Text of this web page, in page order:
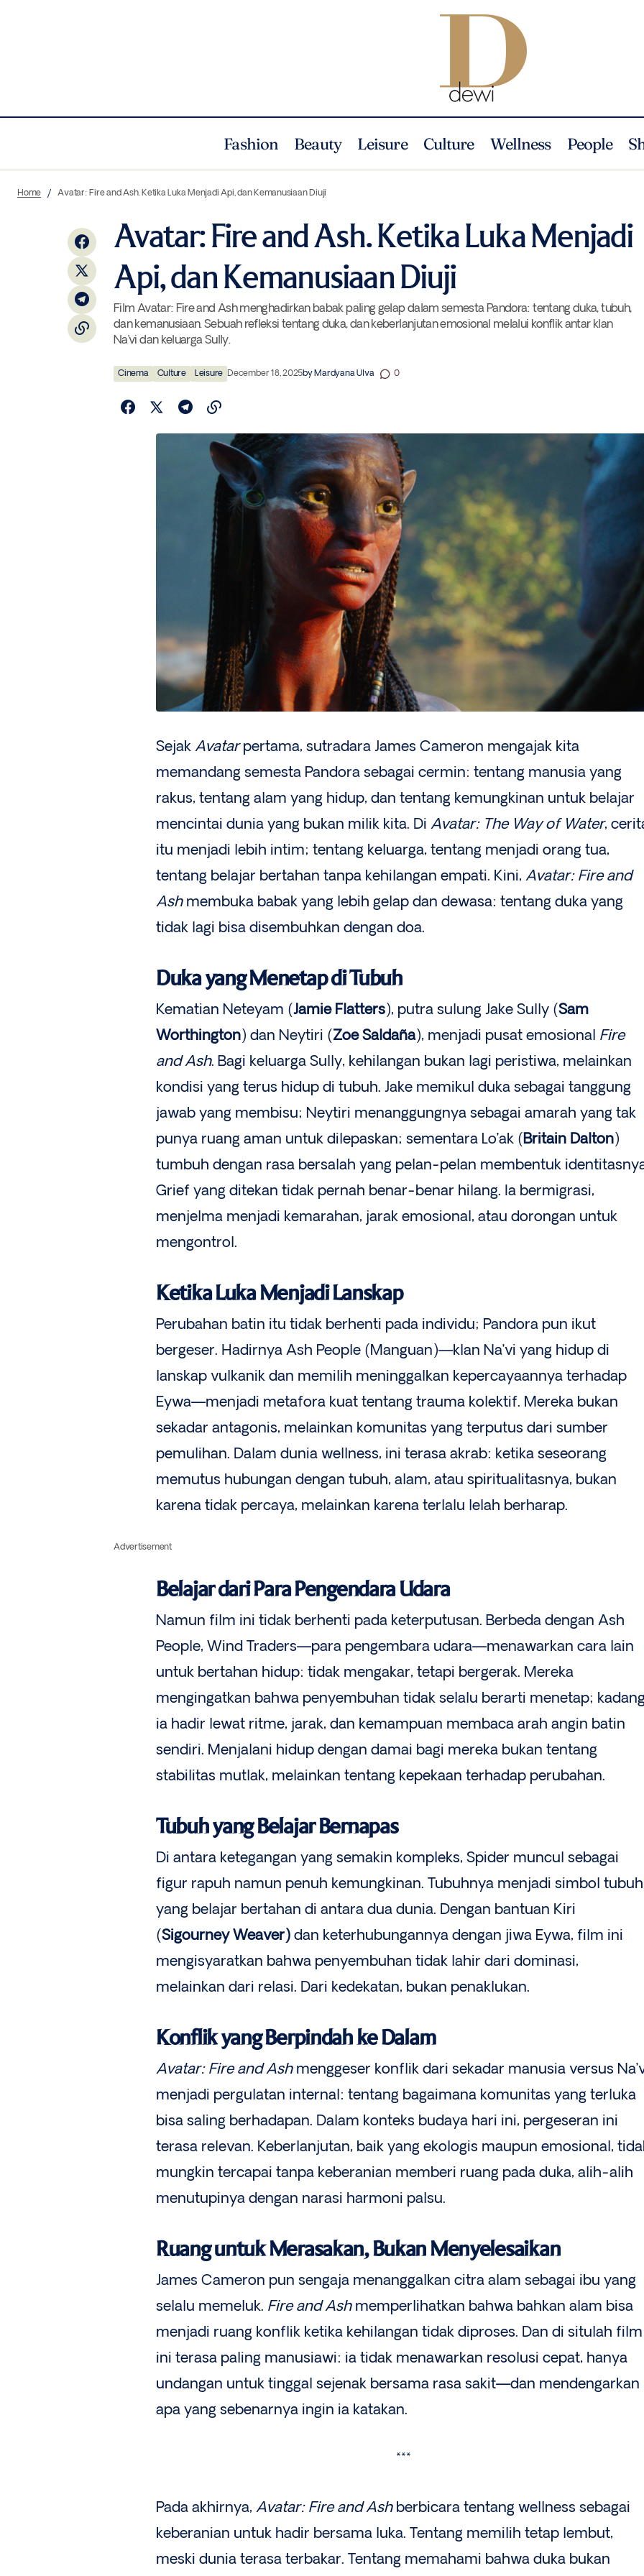
Fashion Beauty Leisure Culture Wellness People
House of Dior Beijing: Simfoni Seni,
Fashion, dan Gastronomi
Cinema Culture
Home Avatar: Fire and Ash. Ketika Luka Menjadi Api, dan Kemanusiaan Diuji
Avatar: Fire and Ash. Ketika Luka Menjadi
Api, dan Kemanusiaan Diuji
Film Avatar: Fire and Ash menghadirkan babak paling gelap dalam semesta Pandora: tentang duka, tubuh,
dan kemanusiaan. Sebuah refleksi tentang duka, dan keberlanjutan emosional melalui konflik antar klan
Na’vi dan keluarga Sully.
Cinema Culture Leisure December 18, 2025byMardyana Ulva 0
Sejak Avatarpertama, sutradara James Cameron mengajak kita
memandang semesta Pandora sebagai cermin: tentang manusia yang
rakus, tentang alam yang hidup, dan tentang kemungkinan untuk belajar
mencintai dunia yang bukan milik kita. Di Avatar: The Way of Water,
itu menjadi lebih intim; tentang keluarga, tentang menjadi orang tua,
tentang belajar bertahan tanpa kehilangan empati. Kini, Avatar: Fire and
Ashmembuka babak yang lebih gelap dan dewasa: tentang duka yang
tidak lagi bisa disembuhkan dengan doa.
Duka yang Menetap di Tubuh
Kematian Neteyam (Jamie Flatters), putra sulung Jake Sully (Sam
Worthington) dan Neytiri (Zoe Saldaña), menjadi pusat emosional Fire
and Ash. Bagi keluarga Sully, kehilangan bukan lagi peristiwa, melainkan
kondisi yang terus hidup di tubuh. Jake memikul duka sebagai tanggung
jawab yang membisu; Neytiri menanggungnya sebagai amarah yang tak
punya ruang aman untuk dilepaskan; sementara Lo’ak (Britain Dalton)
tumbuh dengan rasa bersalah yang pelan-pelan membentuk
Grief yang ditekan tidak pernah benar-benar hilang. Ia bermigrasi,
menjelma menjadi kemarahan, jarak emosional, atau dorongan untuk
mengontrol.
Ketika Luka Menjadi Lanskap
Perubahan batin itu tidak berhenti pada individu; Pandora pun ikut
bergeser. Hadirnya Ash People (Manguan)—klan Na’vi yang hidup di
lanskap vulkanik dan memilih meninggalkan kepercayaannya terhadap
Eywa—menjadi metafora kuat tentang trauma kolektif. Mereka bukan
sekadar antagonis, melainkan komunitas yang terputus dari sumber
pemulihan. Dalam dunia wellness, ini terasa akrab: ketika seseorang
memutus hubungan dengan tubuh, alam, atau spiritualitasnya, bukan
karena tidak percaya, melainkan karena terlalu lelah berharap.
Advertisement
Belajar dari Para Pengendara Udara
Namun film ini tidak berhenti pada keterputusan. Berbeda dengan Ash
People, Wind Traders—para pengembara udara—menawarkan cara lain
untuk bertahan hidup: tidak mengakar, tetapi bergerak. Mereka
mengingatkan bahwa penyembuhan tidak selalu berarti menetap;
ia hadir lewat ritme, jarak, dan kemampuan membaca arah angin batin
sendiri. Menjalani hidup dengan damai bagi mereka bukan tentang
stabilitas mutlak, melainkan tentang kepekaan terhadap perubahan.
Tubuh yang Belajar Bernapas
Di antara ketegangan yang semakin kompleks, Spider muncul sebagai
figur rapuh namun penuh kemungkinan. Tubuhnya menjadi simbol tubuh
yang belajar bertahan di antara dua dunia. Dengan bantuan Kiri
(Sigourney Weaver) dan keterhubungannya dengan jiwa Eywa, film ini
mengisyaratkan bahwa penyembuhan tidak lahir dari dominasi,
melainkan dari relasi. Dari kedekatan, bukan penaklukan.
Konflik yang Berpindah ke Dalam
Avatar: Fire and Ashmenggeser konflik dari sekadar manusia versus
menjadi pergulatan internal: tentang bagaimana komunitas yang terluka
bisa saling berhadapan. Dalam konteks budaya hari ini, pergeseran ini
terasa relevan. Keberlanjutan, baik yang ekologis maupun emosional,
mungkin tercapai tanpa keberanian memberi ruang pada duka, alih-alih
menutupinya dengan narasi harmoni palsu.
Ruang untuk Merasakan, Bukan Menyelesaikan
James Cameron pun sengaja menanggalkan citra alam sebagai ibu yang
selalu memeluk. Fire and Ashmemperlihatkan bahwa bahkan alam bisa
menjadi ruang konflik ketika kehilangan tidak diproses. Dan di situlah film
ini terasa paling manusiawi: ia tidak menawarkan resolusi cepat, hanya
undangan untuk tinggal sejenak bersama rasa sakit—dan mendengarkan
apa yang sebenarnya ingin ia katakan.
***
Pada akhirnya, Avatar: Fire and Ashberbicara tentang wellness sebagai
keberanian untuk hadir bersama luka. Tentang memilih tetap lembut,
meski dunia terasa terbakar. Tentang memahami bahwa duka bukan